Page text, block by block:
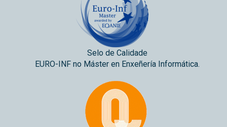
Selo de Calidade
EURO-INF no Máster en Enxeñería Informática.